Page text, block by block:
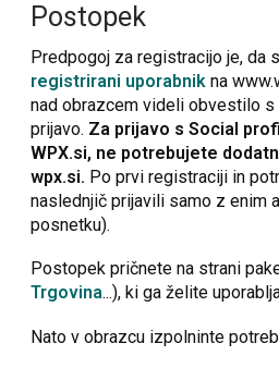
Postopek
Predpogoj za registracijo je, da
registrirani uporabnik na
nad obrazcem videli obvestilo s
prijavo. Za prijavo s Social
WPX.si, ne potrebujete
wpx.si. Po prvi registraciji in
naslednjič prijavili samo z enim
posnetku).
Postopek pričnete na strani
Trgovina...), ki ga želite
Nato v obrazcu izpolninte